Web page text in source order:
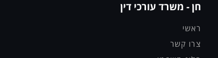
חן - משרד עורכי דין
ראשי
צרו קשר